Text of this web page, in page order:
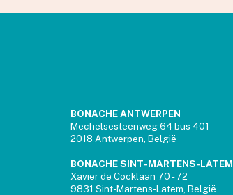
BONACHE ANTWERPEN
Mechelsesteenweg 64 bus 401
2018 Antwerpen, België
BONACHE SINT-MARTENS-LATEM
Xavier de Cocklaan 70 - 72
9831 Sint-Martens-Latem, België